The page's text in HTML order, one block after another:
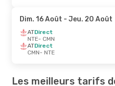
Dim. 16 Août - Jeu. 20 Août
ATDirect
NTE- CMN
ATDirect
CMN- NTE
Les meilleurs tarifs